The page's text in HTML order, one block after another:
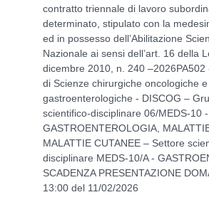
contratto triennale di lavoro
determinato, stipulato con la
ed in possesso dell’Abilitazione
Nazionale ai sensi dell’art. 16 della
dicembre 2010, n. 240 –2026PA502
di Scienze chirurgiche oncologiche e
gastroenterologiche - DISCOG –
scientifico-disciplinare 06/MEDS-10 -
GASTROENTEROLOGIA,
MALATTIE CUTANEE – Settore
disciplinare MEDS-10/A -
SCADENZA PRESENTAZIONE
13:00 del 11/02/2026